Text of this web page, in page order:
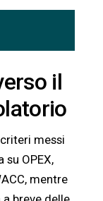
il
messi
OPEX,
mentre